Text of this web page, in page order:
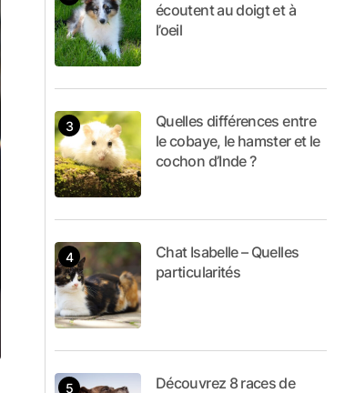
écoutent au doigt et à
l’oeil
Quelles différences entre
le cobaye, le hamster et le
cochon d’Inde ?
Chat Isabelle – Quelles
particularités
Découvrez 8 races de